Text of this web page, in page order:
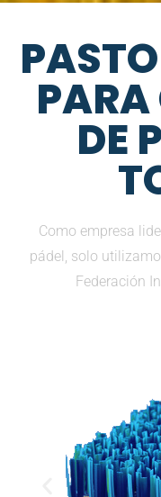
DE
Como empresa
pádel, solo
Federación